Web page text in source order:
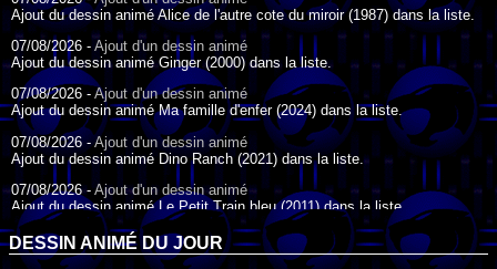
Ajout du dessin animé Alice de l'autre cote du miroir (1987) dans la liste.
07/08/2026 - Ajout d'un dessin animé
Ajout du dessin animé Ginger (2000) dans la liste.
07/08/2026 - Ajout d'un dessin animé
Ajout du dessin animé Ma famille d'enfer (2024) dans la liste.
07/08/2026 -Ajout d'un dessin animé
Ajout du dessin animé Dino Ranch (2021) dans la liste.
07/08/2026 -Ajout d'un dessin animé
Ajout du dessin animé Le Petit Train bleu (2011) dans la liste.
07/08/2026 - Ajout d'un dessin animé
Ajout du dessin animé Agent Spécial Oso (2009) dans la liste.
DESSIN ANIMÉ DU JOUR